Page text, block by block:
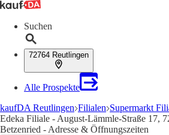
Suchen
72764 Reutlingen
Alle Prospekte
kaufDA Reutlingen Filialen Supermarkt
Edeka Filiale - August-Lämmle-Straße 17,
Betzenried - Adresse & Öffnungszeiten